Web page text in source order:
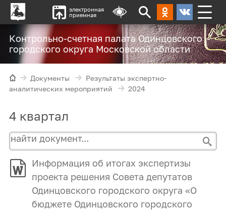
электронная
приемная
Контрольно-счетная палата Одинцовского
городского округа Московской области
Документы
Результаты экспертно-
аналитических мероприятий
2024
4 квартал
Информация об итогах экспертизы
проекта решения Совета депутатов
Одинцовского городского округа «О
бюджете Одинцовского городского